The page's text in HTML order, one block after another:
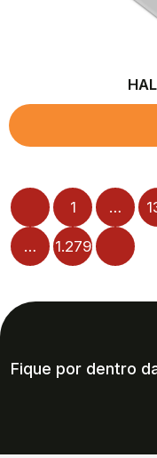
1 …
… 1.279
Fique por dentro